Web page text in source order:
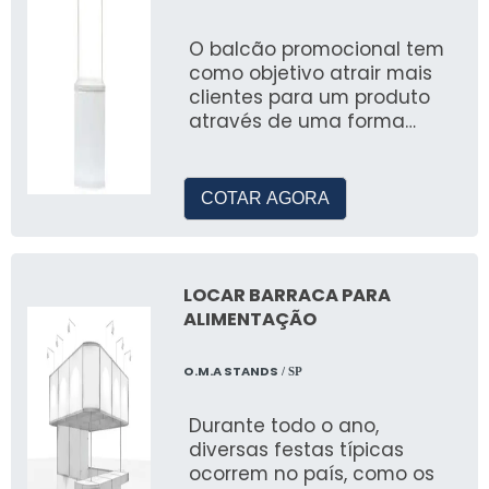
preços competitivos e condições especiais.
ENTRE EM CONTATO COM
NOSSA CENTRAL DE
Atendimento por Whatsapp
para responder suas dúvidas e agilizar seu
atendimento.
Regiões de Atendimento em SP
Atendemos toda a região metropolitana de
São Paulo, garantindo a entrega e montagem
no local desejado.
O balcão promocional tem
como objetivo atrair mais
clientes para um produto
através de uma forma
COTAR AGORA
LOCAR BARRACA PARA
ALIMENTAÇÃO
O.M.A STANDS / SP
Durante todo o ano,
diversas festas típicas
ocorrem no país, como os